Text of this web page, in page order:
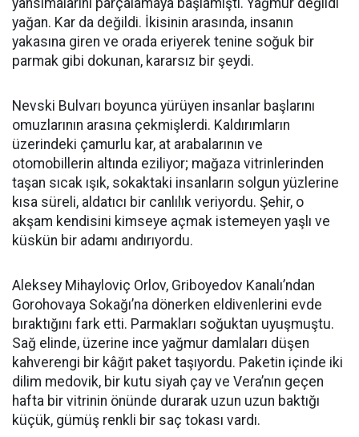
yansımalarını parçalamaya başlamıştı. Yağmur değildi
yağan. Kar da değildi. İkisinin arasında, insanın
yakasına giren ve orada eriyerek tenine soğuk bir
parmak gibi dokunan, kararsız bir şeydi.
Nevski Bulvarı boyunca yürüyen insanlar başlarını
omuzlarının arasına çekmişlerdi. Kaldırımların
üzerindeki çamurlu kar, at arabalarının ve
otomobillerin altında eziliyor; mağaza vitrinlerinden
taşan sıcak ışık, sokaktaki insanların solgun yüzlerine
kısa süreli, aldatıcı bir canlılık veriyordu. Şehir, o
akşam kendisini kimseye açmak istemeyen yaşlı ve
küskün bir adamı andırıyordu.
Aleksey Mihayloviç Orlov, Griboyedov Kanalı’ndan
Gorohovaya Sokağı’na dönerken eldivenlerini evde
bıraktığını fark etti. Parmakları soğuktan uyuşmuştu.
Sağ elinde, üzerine ince yağmur damlaları düşen
kahverengi bir kâğıt paket taşıyordu. Paketin içinde iki
dilim medovik, bir kutu siyah çay ve Vera’nın geçen
hafta bir vitrinin önünde durarak uzun uzun baktığı
küçük, gümüş renkli bir saç tokası vardı.